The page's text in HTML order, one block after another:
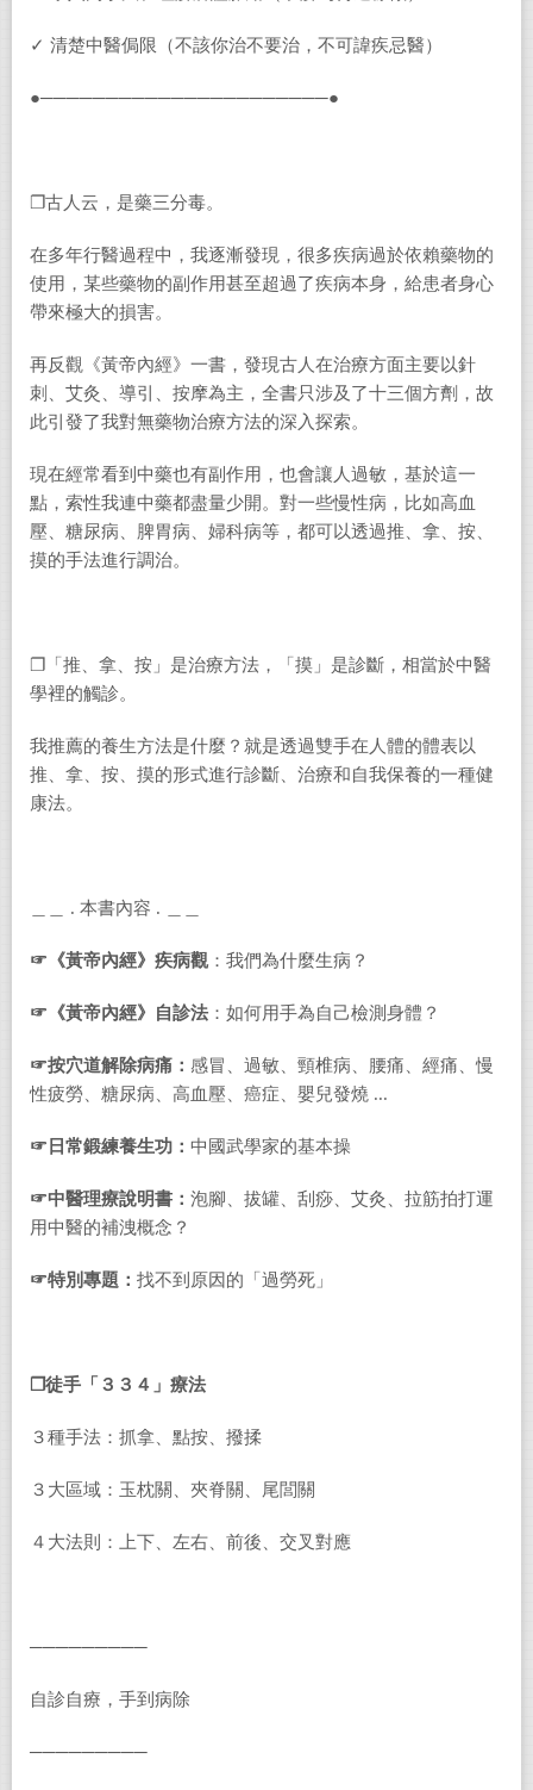
✓ 清楚中醫侷限（不該你治不要治，不可諱疾忌醫）
●──────────────────────●
❐古人云，是藥三分毒。
在多年行醫過程中，我逐漸發現，很多疾病過於依賴藥物的
使用，某些藥物的副作用甚至超過了疾病本身，給患者身心
帶來極大的損害。
再反觀《黃帝內經》一書，發現古人在治療方面主要以針
刺、艾灸、導引、按摩為主，全書只涉及了十三個方劑，故
此引發了我對無藥物治療方法的深入探索。
現在經常看到中藥也有副作用，也會讓人過敏，基於這一
點，索性我連中藥都盡量少開。對一些慢性病，比如高血
壓、糖尿病、脾胃病、婦科病等，都可以透過推、拿、按、
摸的手法進行調治。
❐「推、拿、按」是治療方法，「摸」是診斷，相當於中醫
學裡的觸診。
我推薦的養生方法是什麼？就是透過雙手在人體的體表以
推、拿、按、摸的形式進行診斷、治療和自我保養的一種健
康法。
＿＿ . 本書內容 . ＿＿
☞《黃帝內經》疾病觀：我們為什麼生病？
☞《黃帝內經》自診法 ：如何用手為自己檢測身體？
☞按穴道解除病痛： 感冒、過敏、頸椎病、腰痛、經痛、慢
性疲勞、糖尿病、高血壓、癌症、嬰兒發燒 ...
☞日常鍛練養生功： 中國武學家的基本操
☞中醫理療說明書： 泡腳、拔罐、刮痧、艾灸、拉筋拍打運
用中醫的補洩概念？
☞特別專題： 找不到原因的「過勞死」
❐徒手「３３４」療法
３種手法：抓拿、點按、撥揉
３大區域：玉枕關、夾脊關、尾閭關
４大法則：上下、左右、前後、交叉對應
─────────
自診自療，手到病除
─────────